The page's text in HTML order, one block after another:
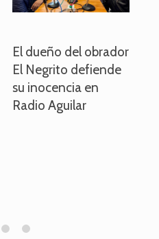
El dueño del obrador
El Negrito defiende
su inocencia en
Radio Aguilar
1 2